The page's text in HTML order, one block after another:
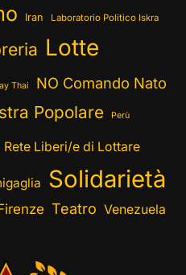
Iran Laboratorio Politico Iskra
Lotte
Thai NO Comando Nato
Popolare Perù
Rete Liberi/e di Lottare
Solidarietà
Teatro Venezuela